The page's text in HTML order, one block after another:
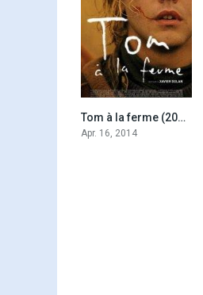
7.0
Tom à la ferme (2013)
Apr. 16, 2014